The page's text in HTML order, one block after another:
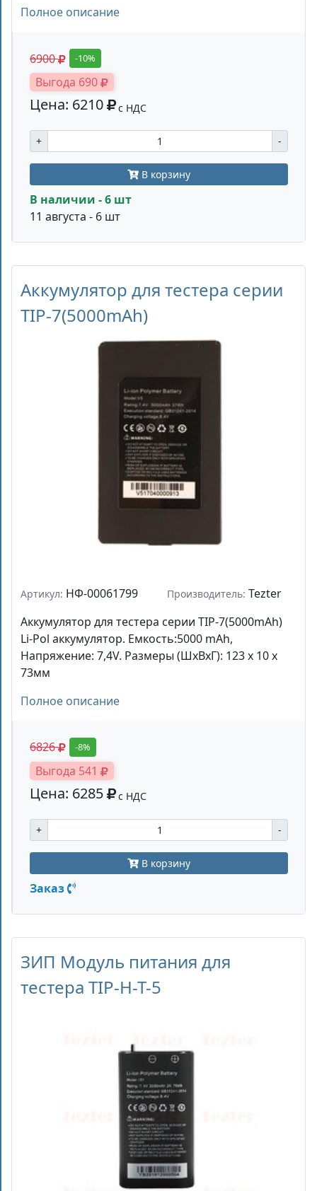
Полное описание
6900 -10%
Выгода 690
Цена: 6210 с НДС
+ -
В корзину
В наличии - 6 шт
11 августа - 6 шт
Аккумулятор для тестера серии
TIP-7(5000mAh)
Артикул: НФ-00061799 Производитель: Tezter
Аккумулятор для тестера серии TIP-7(5000mAh)
Li-Pol аккумулятор. Емкость:5000 mAh,
Напряжение: 7,4V. Размеры (ШхВхГ): 123 х 10 х
73мм
Полное описание
6826 -8%
Выгода 541
Цена: 6285 с НДС
+ -
В корзину
Заказ
ЗИП Модуль питания для
тестера TIP-H-T-5